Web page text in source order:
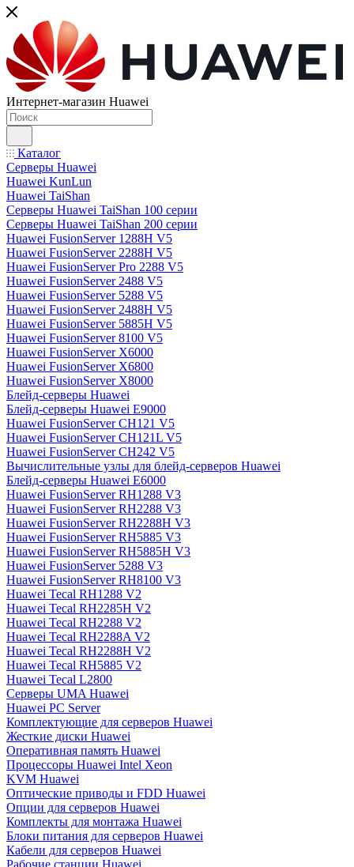
Интернет-магазин Huawei
Каталог
Серверы Huawei
Huawei KunLun
Huawei TaiShan
Серверы Huawei TaiShan 100 серии
Серверы Huawei TaiShan 200 серии
Huawei FusionServer 1288H V5
Huawei FusionServer 2288H V5
Huawei FusionServer Pro 2288 V5
Huawei FusionServer 2488 V5
Huawei FusionServer 5288 V5
Huawei FusionServer 2488H V5
Huawei FusionServer 5885H V5
Huawei FusionServer 8100 V5
Huawei FusionServer X6000
Huawei FusionServer X6800
Huawei FusionServer X8000
Блейд-серверы Huawei
Блейд-серверы Huawei E9000
Huawei FusionServer CH121 V5
Huawei FusionServer CH121L V5
Huawei FusionServer CH242 V5
Вычислительные узлы для блейд-серверов Huawei
Блейд-серверы Huawei E6000
Huawei FusionServer RH1288 V3
Huawei FusionServer RH2288 V3
Huawei FusionServer RH2288H V3
Huawei FusionServer RH5885 V3
Huawei FusionServer RH5885H V3
Huawei FusionServer 5288 V3
Huawei FusionServer RH8100 V3
Huawei Tecal RH1288 V2
Huawei Tecal RH2285H V2
Huawei Tecal RH2288 V2
Huawei Tecal RH2288A V2
Huawei Tecal RH2288H V2
Huawei Tecal RH5885 V2
Huawei Tecal L2800
Серверы UMA Huawei
Huawei PC Server
Комплектующие для серверов Huawei
Жесткие диски Huawei
Оперативная память Huawei
Процессоры Huawei Intel Xeon
KVM Huawei
Оптические приводы и FDD Huawei
Опции для серверов Huawei
Комплекты для монтажа Huawei
Блоки питания для серверов Huawei
Кабели для серверов Huawei
Рабочие станции Huawei